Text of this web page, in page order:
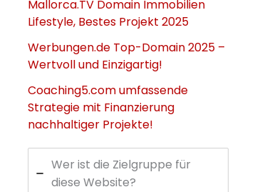
Mallorca.TV Domain Immobilien
Lifestyle, Bestes Projekt 2025
Werbungen.de Top-Domain 2025 –
Wertvoll und Einzigartig!
Coaching5.com umfassende
Strategie mit Finanzierung
nachhaltiger Projekte!
Wer ist die Zielgruppe für
diese Website?